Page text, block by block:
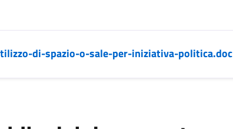
di-spazio-o-sale-per-iniziativa-politica.doc